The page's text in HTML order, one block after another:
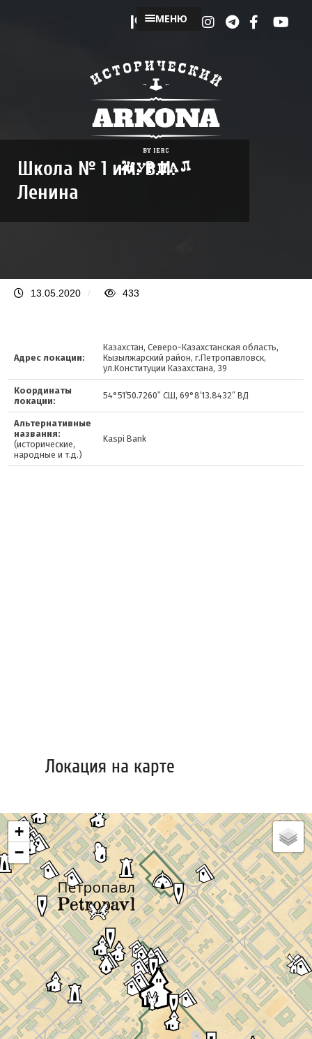
МЕНЮ
Школа № 1 им. В.И.
Ленина
13.05.2020 / 433
Адрес локации:
Казахстан, Северо-Казахстанская область,
Кызылжарский район, г.Петропавловск,
ул.Конституции Казахстана, 39
Координаты
локации:
54°51′50.7260″ СШ, 69°8′13.8432″ ВД
Альтернативные
названия:
(исторические,
народные и т.д.)
Kaspi Bank
Локация на карте
+
−